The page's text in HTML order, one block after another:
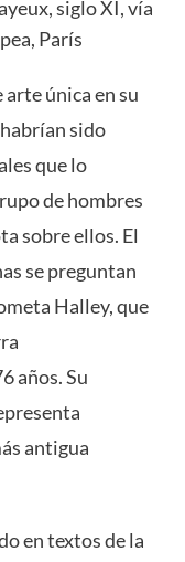
siglo XI, vía
París
arte única en su
sido
que lo
de hombres
sobre ellos. El
se preguntan
Halley, que
años. Su
antigua
en textos de la